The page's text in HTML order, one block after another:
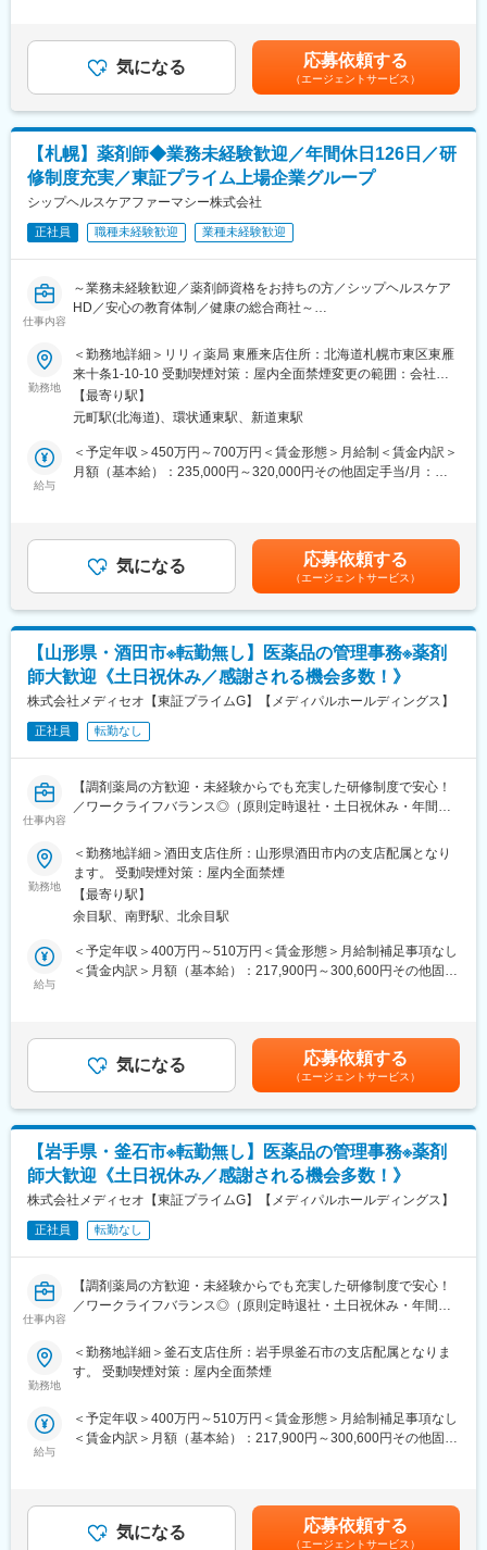
平均残業時間は月0時間を基本としており、働きやすさとワークラ
イフバランスを重視した環境です。社員の声が反映されやすい風
通しの良い社風です。
■想定されるキャリアパス
店舗間での異動によるスキル向上や、将来的には管理薬剤師など
マネジメント職へのキャリアアップも可能です。
■企業の特徴/魅力
社長と直接意見交換できる体制や、社員発案の制度導入など柔軟
変更の範囲：会社の定める業務
・信頼性保証本部品質保証部
・生産本部品質管理部
■募集背景：
現在当社で活躍する薬剤師が60代の年齢層が多く、将来的な交替
を見据えた採用を行っております。
今回は、責任者のポジションを担っていただけるような人材を求
め人材を募集しております。
■ミッション：
ジェネリック業界は品質の要求レベルが高くなってきており、当
社もそれに応じて製造体制及び組織体制をより一層強化をしてい
今回入社される方にはこれまで培ってきた他社様のご経験、専門
的知識を活かしつつ当社の体制強化に向けた改善・指導も交えて
ご活躍いただきたいと考えております。
賃金はあくまでも目安の金額であり、選考を通じて上下する可能
性があります。月給(月額)は固定手当を含めた表記です。
気になる 応募依頼する
（エージェントサービス）
【札幌】薬剤師◆業務未経験歓迎／年間休日126日／研
修制度充実／東証プライム上場企業グループ
シップヘルスケアファーマシー株式会社
正社員 職種未経験歓迎 業種未経験歓迎
仕事内容
～業務未経験歓迎／薬剤師資格をお持ちの方／シップヘルスケア
HD／安心の教育体制／健康の総合商社～
■仕事内容：
処方監査、調剤、服薬支援、薬歴管理、在宅業務、OTC販売など
■診療科目：
一般内科／消化器内科／循環器内科／呼吸器内科／神経内科／脳
神経外科／整形外科／精神科・心療内科／眼科／耳鼻咽喉科／皮
膚科／泌尿器科／小児科
■当社について：
保険薬局だけでなく、有料老人ホームや訪問看護ステーションな
ルディングスのグループ企業でもあり、安定した環境の中で長く
働くことができます。
また、当社は次世代の薬局のあるべき形を見据えて、20年以上前
から在宅医療に取り組んでおり、今後の超高齢社会に対してもビ
ジネスとして十分な準備ができている会社です。
■やりがいは地域貢献：
地元に根づいた薬局を運営しているため、地元の患者様に多くご
利用をいただいている環境です。患者様対応や薬剤師サポートを
通じ、「ありがとう」の言葉をもらえることがやりがいです。地
■ライフステージの変化があっても安心して働ける会社：
・当社の社員が転職活動をしなくていい環境を作る。そんな思い
から、様々な福利厚生や待遇をご用意しています。仕事もプライ
りました。
勤務地
＜勤務地詳細＞リリィ薬局 東雁来店住所：北海道札幌市東区東雁
来十条1-10-10 受動喫煙対策：屋内全面禁煙変更の範囲：会社の
定める事業所
【最寄り駅】
元町駅(北海道)、環状通東駅、新道東駅
給与
＜予定年収＞450万円～700万円＜賃金形態＞月給制＜賃金内訳＞
月額（基本給）：235,000円～320,000円その他固定手当/月：
当：5,000円賃金はあくまでも目安の金額であり、選考を通じて上
下する可能性があります。月給(月額)は固定手当を含めた表記で
す。
気になる 応募依頼する
（エージェントサービス）
【山形県・酒田市※転勤無し】医薬品の管理事務※薬剤
師大歓迎《土日祝休み／感謝される機会多数！》
株式会社メディセオ【東証プライムG】【メディパルホールディングス】
正社員 転勤なし
仕事内容
【調剤薬局の方歓迎・未経験からでも充実した研修制度で安心！
／ワークライフバランス◎（原則定時退社・土日祝休み・年間休
■職務内容
配属先の営業所にて、管理薬剤師として営業所全体を事務的・学
術的な立場からサポートして頂きます。未経験の方もOJTなどを
通して手厚くフォローしますのでご安心ください！
■具体的な業務内容
・営業担当者（MS）への薬事研修 等
時短勤務も可能な環境のため、ママさんの活躍事例もございます
◎
※入社1年間は時短勤務不可
■ポジションの魅力
（1）ワークライフバランス：
原則定時退社・土日祝休みに加えて年間休日125日とプライベー
トと仕事の両立がしやすい環境です。
（2）働きやすい環境：
事業所には10名前後のスタッフが在籍しており、和やかな雰囲気
ため、感謝される機会が多く、スタッフの満足度も高いです。
（3）業界最大手・安定基盤：
カー と取引しており、製品ラインナップは15万種に及びます。
医師の処方が必要な医療用医薬品だけでなく、医療機器・医療材
料・臨床検査試薬など、診断、検査、治療、投薬にまで幅広く医
勤務地
＜勤務地詳細＞酒田支店住所：山形県酒田市内の支店配属となり
ます。 受動喫煙対策：屋内全面禁煙
【最寄り駅】
余目駅、南野駅、北余目駅
給与
＜予定年収＞400万円～510万円＜賃金形態＞月給制補足事項なし
＜賃金内訳＞月額（基本給）：217,900円～300,600円その他固定
与：年2回賃金はあくまでも目安の金額であり、選考を通じて上下
する可能性があります。月給(月額)は固定手当を含めた表記です。
気になる 応募依頼する
（エージェントサービス）
【岩手県・釜石市※転勤無し】医薬品の管理事務※薬剤
師大歓迎《土日祝休み／感謝される機会多数！》
株式会社メディセオ【東証プライムG】【メディパルホールディングス】
正社員 転勤なし
仕事内容
【調剤薬局の方歓迎・未経験からでも充実した研修制度で安心！
／ワークライフバランス◎（原則定時退社・土日祝休み・年間休
■職務内容
通して手厚くフォローしますのでご安心ください！
・取引先へのDI問合せ対応（製造販売後の安全管理業務）
・営業担当者（MS）への薬事研修 等
勤務地
＜勤務地詳細＞釜石支店住所：岩手県釜石市の支店配属となりま
す。 受動喫煙対策：屋内全面禁煙
給与
＜予定年収＞400万円～510万円＜賃金形態＞月給制補足事項なし
＜賃金内訳＞月額（基本給）：217,900円～300,600円その他固定
与：年2回賃金はあくまでも目安の金額であり、選考を通じて上下
する可能性があります。月給(月額)は固定手当を含めた表記です。
気になる 応募依頼する
（エージェントサービス）